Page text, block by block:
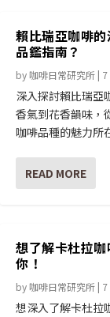
賴比瑞亞咖啡
品鑑指南？
by咖啡日常研究所 |
深入探討賴比瑞亞
香氣到花香韻味，
咖啡品種的魅力所
READ MORE
想了解卡杜拉
你！
by咖啡日常研究所 |
想深入了解卡杜拉